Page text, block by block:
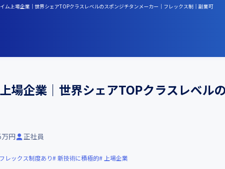
上場企業｜世界シェアTOPクラスレベルのスポンジチタンメーカー｜フレックス制｜副業可
場企業｜世界シェアTOPクラスレベル
円 正社員
フレックス制度あり 新技術に積極的 上場企業